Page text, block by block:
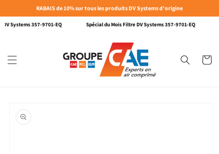
RABAIS de 10% sur tous les produits DV Systems d'origine
Systems 357-9701-EQ Spécial du Mois Filtre DV Systems 357-9701-EQ
et passer
au
contenu
Panier
informations
produits